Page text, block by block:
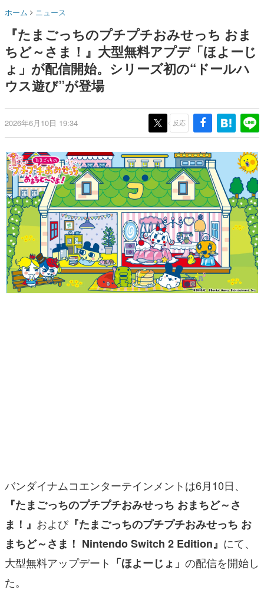
名作ゲームクリエイターの方々に製作時のエピソードをお
きます。
赫本
この物語を解いてはいけない。『赫本』は、〈試験問題〉
の形をした短編ホラー小説集です。
これからのデジタルゲーム市場を担う若きクリエイター達
の姿を追い、彼らのルーツと情熱を探っていきます。
ゲームに多大な影響を受けた作家さんに取材し、ゲームが
日本のコンテンツ産業やカルチャーに与えた影響を探る企
画です。
日本モバイルゲーム産業史
日本のモバイルゲーム史における主要なトピック・タイト
ルを網羅するほか、開発者へのインタビューや識者による
解説を掲載。約20年の歴史が一望できる決定版！
若ゲのいたり〜ゲームクリエイターの青春〜
『うつヌケ』『ペンと箸』等で知られるマンガ家・田中圭
一先生によるゲーム業界レポートマンガです。
なんでゲームは面白い？
アプリレビュー
その他
電ファミニコゲーマーとは？
運営：株式会社マレ
「ラクーンシティ総合病院」へ
ホーム ニュース
『たまごっちのプチプチおみせっち おま
ちど～さま！』大型無料アプデ「ほよーじ
ょ」が配信開始。シリーズ初の“ドールハ
ウス遊び”が登場
2026年6月10日 19:34 反応
バンダイナムコエンターテインメントは6月10日、
『たまごっちのプチプチおみせっち おまちど～さ
ま！』 および『たまごっちのプチプチおみせっち お
まちど～さま！ Nintendo Switch 2 Edition』 にて、
大型無料アップデート 「ほよーじょ」 の配信を開始し
た。